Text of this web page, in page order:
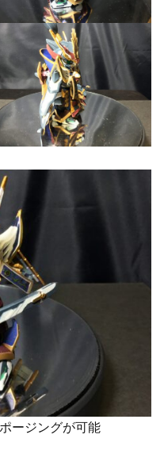
ージングが可能